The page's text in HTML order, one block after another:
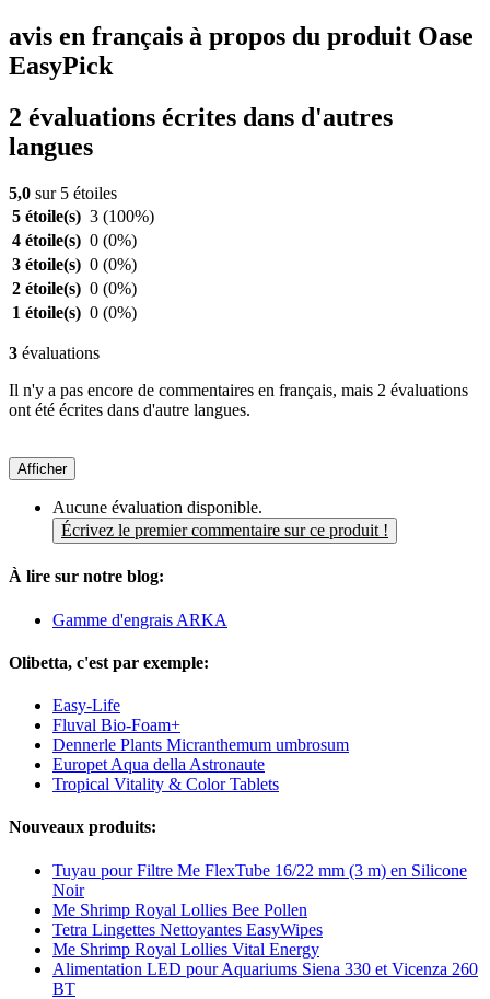
avis en français à propos du produit Oase
EasyPick
2 évaluations écrites dans d'autres
langues
5,0 sur 5 étoiles
5 étoile(s) 3 (100%)
4 étoile(s) 0 (0%)
3 étoile(s) 0 (0%)
2 étoile(s) 0 (0%)
1 étoile(s) 0 (0%)
3 évaluations
Il n'y a pas encore de commentaires en français, mais 2 évaluations
ont été écrites dans d'autre langues.
Afficher
Aucune évaluation disponible.
Écrivez le premier commentaire sur ce produit !
À lire sur notre blog:
Gamme d'engrais ARKA
Olibetta, c'est par exemple:
Easy-Life
Fluval Bio-Foam+
Dennerle Plants Micranthemum umbrosum
Europet Aqua della Astronaute
Tropical Vitality & Color Tablets
Nouveaux produits:
Tuyau pour Filtre Me FlexTube 16/22 mm (3 m) en Silicone
Noir
Me Shrimp Royal Lollies Bee Pollen
Tetra Lingettes Nettoyantes EasyWipes
Me Shrimp Royal Lollies Vital Energy
Alimentation LED pour Aquariums Siena 330 et Vicenza 260
BT